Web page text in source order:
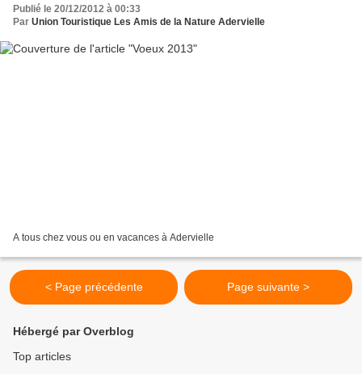
Publié le 20/12/2012 à 00:33
Par Union Touristique Les Amis de la Nature Adervielle
A tous chez vous ou en vacances à Adervielle
< Page précédente Page suivante >
Hébergé par Overblog
Top articles